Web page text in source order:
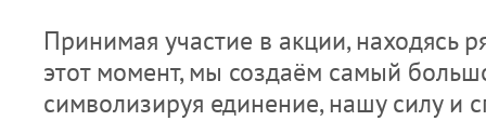
Принимая участие в акции, находясь
этот момент, мы создаём самый
символизируя единение, нашу силу и